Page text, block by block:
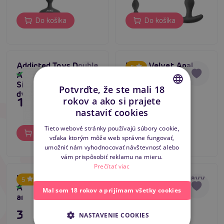
Do košíka Do košíka
Addicted Toys Double
Anal Massager
Silicone (16.5 cm),
dvojitý anál masér
Skladom
11,80 €
Do košíka
5
Black Velvet Anal
Beads (50 cm),
silikónová análna
retiazka
15,80 €
Do košíka
5
Hidden Desire Heavy
Anal Balls (XLarge),
análne guličky
Skladom
35,80 €
Hidden Desire Heavy
Anal Balls (Large),
análne guličky
Skladom
27,80 €
CZECH
ENGLISH
Potvrďte, že ste mali 18
rokov a ako si prajete
nastaviť cookies
Tieto webové stránky používajú súbory cookie,
vďaka ktorým môže web správne fungovať,
umožniť nám vyhodnocovať návštevnosť alebo
vám prispôsobiť reklamu na mieru.
Prečítať viac
Mal som 18 rokov a prijímam všetky cookies
NASTAVENIE COOKIES